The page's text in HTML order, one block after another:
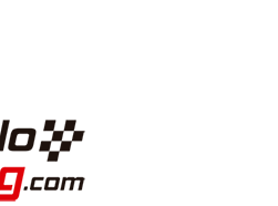
BUSCAR